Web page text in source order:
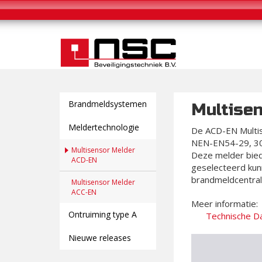
Brandmeldsystemen
Meldertechnologie
Multisensor Melder
ACD-EN
Multisensor Melder
ACC-EN
Ontruiming type A
Nieuwe releases
De ACD-EN
NEN-EN54-29,
Deze melder
geselecteerd
Meer informatie:
Technische